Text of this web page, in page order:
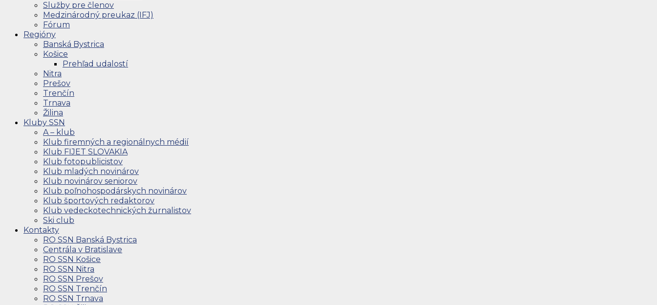
Služby pre členov
Medzinárodný preukaz (IFJ)
Fórum
Regióny
Banská Bystrica
Košice
Prehľad udalostí
Nitra
Prešov
Trenčín
Trnava
Žilina
Kluby SSN
A – klub
Klub firemných a regionálnych médií
Klub FIJET SLOVAKIA
Klub fotopublicistov
Klub mladých novinárov
Klub novinárov seniorov
Klub poľnohospodárskych novinárov
Klub športových redaktorov
Klub vedeckotechnických žurnalistov
Ski club
Kontakty
RO SSN Banská Bystrica
Centrála v Bratislave
RO SSN Košice
RO SSN Nitra
RO SSN Prešov
RO SSN Trenčín
RO SSN Trnava